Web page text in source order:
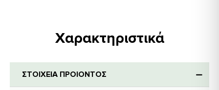
Χαρακτηριστικά
ΣΤΟΙΧΕΙΑ ΠΡΟΙΟΝΤΟΣ